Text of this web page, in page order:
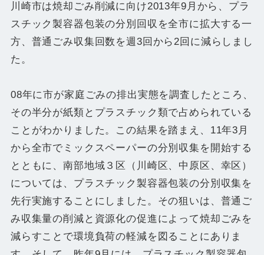
川崎市は焼却ごみ削減に向け2013年9月から、プラ
スチック製容器包装の分別回収を全市に拡大する一
方、普通ごみ収集回数を週3回から2回に減らしまし
た。
08年に市が家庭ごみの排出実態を調査したところ、
その半分が紙類とプラスチック類で占められている
ことがわかりました。この結果を踏まえ、11年3月
から全市でミックスペーパーの分別収集を開始する
とともに、南部地域３区（川崎区、中原区、幸区）
については、プラスチック製容器包装の分別収集を
先行実施することにしました。その狙いは、普通ご
み収集量の削減と資源化の促進によって焼却ごみを
減らすことで環境負荷の軽減を図ることにありま